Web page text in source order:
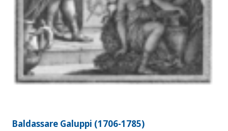
Baldassare Galuppi (1706-1785)